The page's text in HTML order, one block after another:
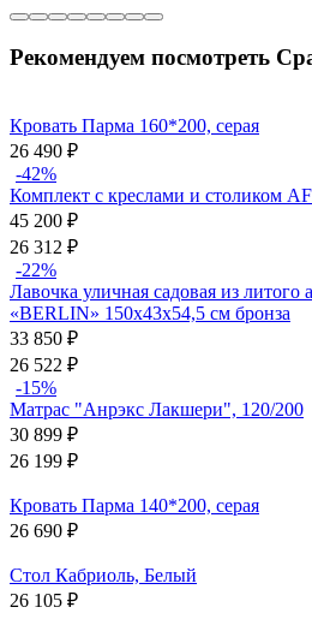
Рекомендуем посмотреть
Кровать Парма 160*200, серая
26 490 ₽
-42%
Комплект с креслами и столиком
45 200 ₽
26 312 ₽
-22%
Лавочка уличная садовая из
«BERLIN» 150х43х54,5 см бронза
33 850 ₽
26 522 ₽
-15%
Матрас "Анрэкс Лакшери", 120/200
30 899 ₽
26 199 ₽
Кровать Парма 140*200, серая
26 690 ₽
Стол Кабриоль, Белый
26 105 ₽